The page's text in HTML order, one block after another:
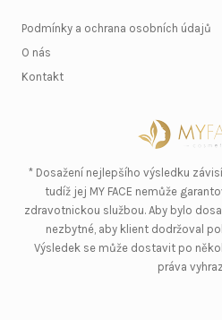
Podmínky a ochrana osobních údajů
O nás
Kontakt
* Dosažení nejlepšího výsledku
tudíž jej MY FACE nemůže
zdravotnickou službou. Aby bylo
nezbytné, aby klient dodržoval
Výsledek se může dostavit po
práva